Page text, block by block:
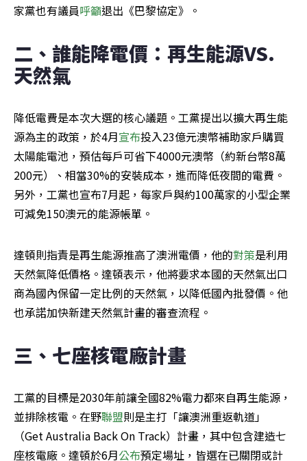
家黨也有議員呼籲退出《巴黎協定》。
二、誰能降電價：再生能源VS.
天然氣
降低電費是本次大選的核心議題。工黨提出以擴大再生能
源為主的政策，於4月宣布投入23億元澳幣補助家戶購買
太陽能電池，預估每戶可省下4000元澳幣（約新台幣8萬
200元）、相當30%的安裝成本，進而降低夜間的電費。
另外，工黨也宣布7月起，每家戶與約100萬家的小型企業
可減免150澳元的能源帳單。
達頓則指責是再生能源推高了澳洲電價，他的對策是利用
天然氣降低價格。達頓表示，他將要求本國的天然氣出口
商為國內保留一定比例的天然氣，以降低國內批發價。他
也承諾加快新建天然氣計畫的審查流程。
三、七座核電廠計畫
工黨的目標是2030年前讓全國82%電力都來自再生能源，
並排除核電。在野聯盟則是主打「讓澳洲重返軌道」
（Get Australia Back On Track）計畫，其中包含建造七
座核電廠。達頓於6月公布預定場址，皆選在已關閉或計